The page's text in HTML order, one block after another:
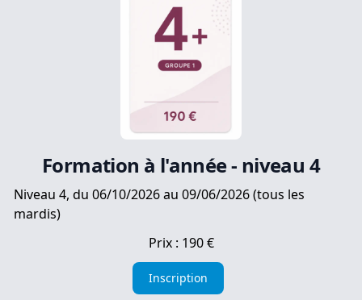
Formation à l'année - niveau 4
Niveau 4, du 06/10/2026 au 09/06/2026 (tous les
mardis)
Prix : 190 €
Inscription